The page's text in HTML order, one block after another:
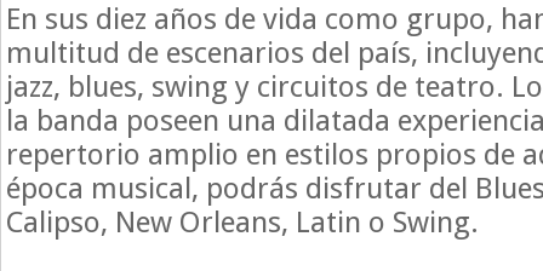
En sus diez años de vida como grupo,
multitud de escenarios del país,
jazz, blues, swing y circuitos de teatro.
la banda poseen una dilatada
repertorio amplio en estilos propios de
época musical, podrás disfrutar del
Calipso, New Orleans, Latin o Swing.